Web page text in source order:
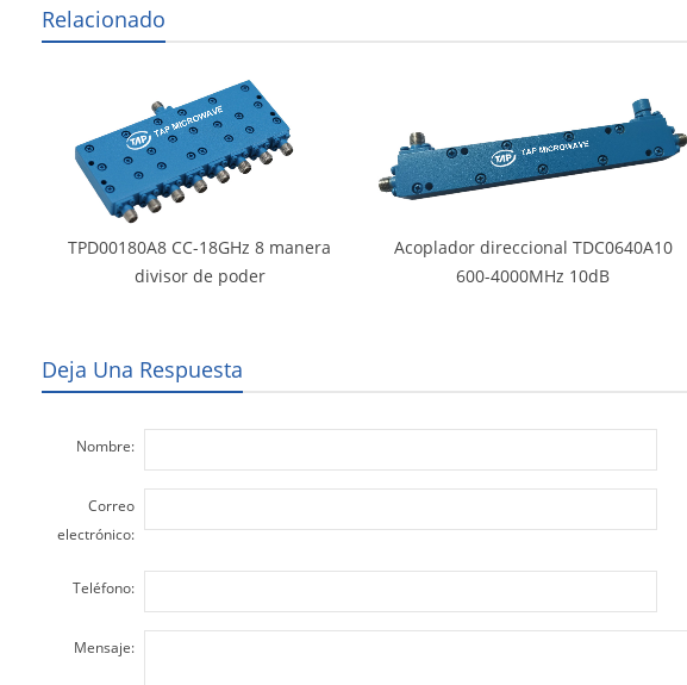
Relacionado
TPD00180A8 CC-18GHz 8 manera
divisor de poder
Acoplador direccional TDC0640A10
600-4000MHz 10dB
Deja Una Respuesta
Nombre:
Correo
electrónico:
Teléfono:
Mensaje: